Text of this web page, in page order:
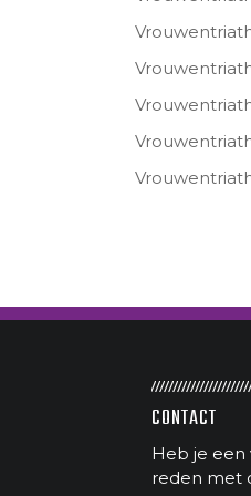
CONTACT
Heb je een
reden met